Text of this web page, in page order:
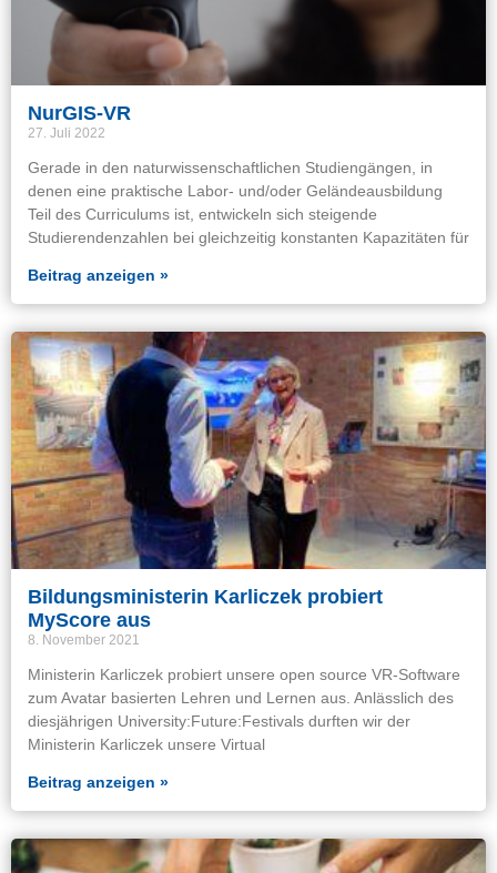
NurGIS-VR
27. Juli 2022
Gerade in den naturwissenschaftlichen Studiengängen, in
denen eine praktische Labor- und/oder Geländeausbildung
Teil des Curriculums ist, entwickeln sich steigende
Studierendenzahlen bei gleichzeitig konstanten Kapazitäten für
Beitrag anzeigen »
Bildungsministerin Karliczek probiert
MyScore aus
8. November 2021
Ministerin Karliczek probiert unsere open source VR-Software
zum Avatar basierten Lehren und Lernen aus. Anlässlich des
diesjährigen University:Future:Festivals durften wir der
Ministerin Karliczek unsere Virtual
Beitrag anzeigen »